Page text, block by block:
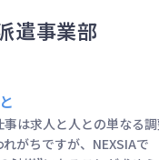
人一人の挑戦と
経験に関わらず活
で見えたリアルな
強みを生かし、新
遣事業部
事は求人と人との単なる
がちですが、NEXSIAで